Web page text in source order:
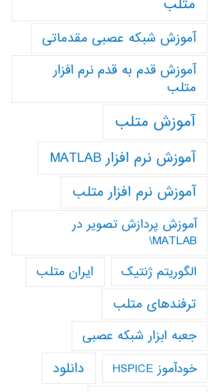
متلب
آموزش شبکه عصبی مقدماتی
آموزش قدم به قدم نرم افزار
متلب
آموزش متلب
آموزش نرم افزار MATLAB
آموزش نرم افزار متلب
آموزش پردازش تصوير در
MATLAB\
الگوریتم ژنتیک
ایران متلب
ترفندهای متلب
جعبه ابزار شبکه عصبی
خودآموز HSPICE دانلود